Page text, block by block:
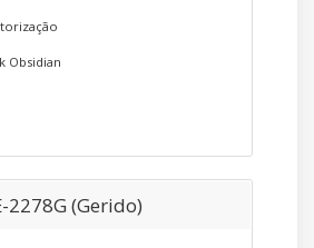
Obsidian
2278G (Gerido)